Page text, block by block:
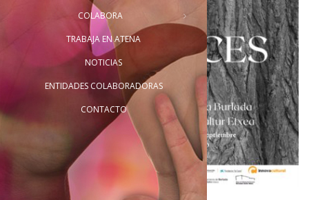
COLABORA
TRABAJA EN ATENA
NOTICIAS
ENTIDADES COLABORADORAS
CONTACTO